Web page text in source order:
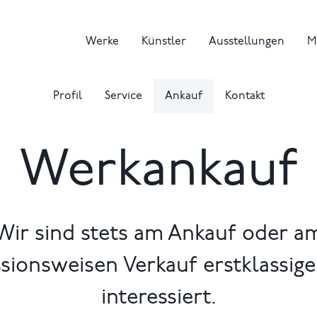
Werke Künstler Ausstellungen
Profil Service Ankauf Kontakt
Werkankauf
sind stets am Ankauf oder
Verkauf
interessiert.